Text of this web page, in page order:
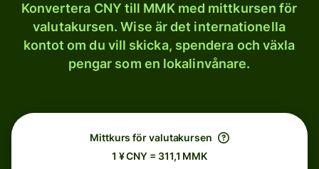
Konvertera CNY till MMK med mittkursen för
valutakursen. Wise är det internationella
kontot om du vill skicka, spendera och växla
pengar som en lokalinvånare.
Mittkurs för valutakursen
1 ¥ CNY = 311,1 MMK